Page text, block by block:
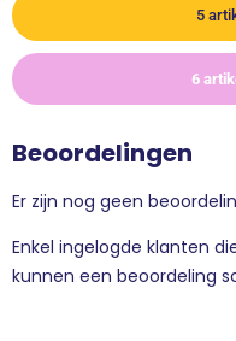
5
6
Beoordelingen
Er zijn nog geen
Enkel ingelogde klanten
kunnen een beoordeling